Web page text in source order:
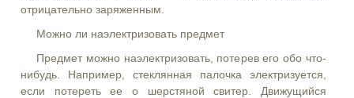
отрицательно заряженным.
Можно ли наэлектризовать предмет
Предмет можно наэлектризовать, потерев его обо что-
нибудь. Например, стеклянная палочка электризуется,
если потереть ее о шерстяной свитер. Движущийся